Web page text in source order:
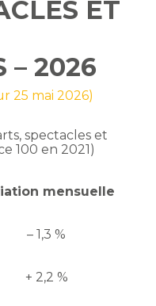
ET
– 2026
25 mai 2026)
spectacles et
100 en 2021)
mensuelle
– 1,3 %
+ 2,2 %